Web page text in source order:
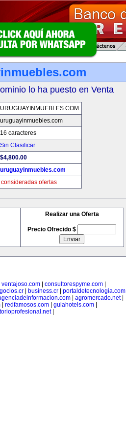
lo ha puesto en Venta
URUGUAYINMUEBLES.COM
uruguayinmuebles.com
16 caracteres
Sin Clasificar
$4,800.00
uruguayinmuebles.com
ofertas
Realizar una Oferta
Precio Ofrecido $
ventajoso.com consultorespyme.com
business.cr portaldetecnologia.com
| agromercado.net|
redfamosos.com guiahotels.com
|